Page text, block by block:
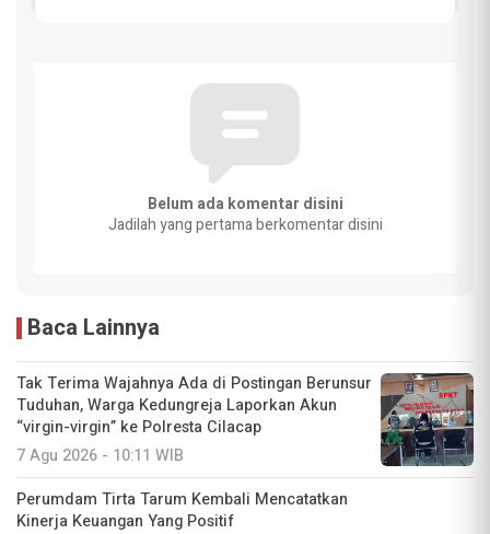
Belum ada komentar disini
Jadilah yang pertama berkomentar disini
Baca Lainnya
Tak Terima Wajahnya Ada di Postingan Berunsur
Tuduhan, Warga Kedungreja Laporkan Akun
“virgin-virgin” ke Polresta Cilacap
7 Agu 2026 - 10:11 WIB
Perumdam Tirta Tarum Kembali Mencatatkan
Kinerja Keuangan Yang Positif